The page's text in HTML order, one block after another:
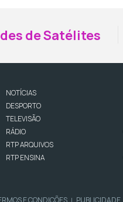
de Satélites
NOTÍCIAS
DESPORTO
TELEVISÃO
RÁDIO
RTP ARQUIVOS
RTP ENSINA
E CONDIÇÕES | PUBLICIDADE